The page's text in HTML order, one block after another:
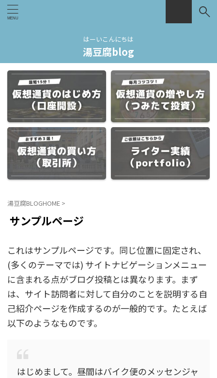
はーいこんにちは
湯豆腐blog
湯豆腐BLOGHOME >
サンプルページ
これはサンプルページです。同じ位置に固定され、
(多くのテーマでは) サイトナビゲーションメニュー
に含まれる点がブログ投稿とは異なります。まず
は、サイト訪問者に対して自分のことを説明する自
己紹介ページを作成するのが一般的です。たとえば
以下のようなものです。
はじめまして。昼間はバイク便のメッセンジャ